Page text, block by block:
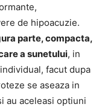
de hipoacuzie.
parte, compacta,
a sunetului, in
facut dupa
se aseaza in
au aceleasi optiuni